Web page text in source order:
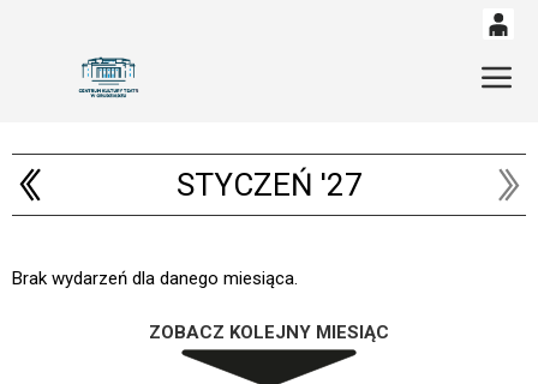
14 53
STYCZEŃ '27
Brak wydarzeń dla danego miesiąca.
ZOBACZ KOLEJNY MIESIĄC